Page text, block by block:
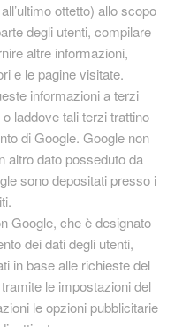
ottetto) allo scopo
degli utenti, compilare
altre informazioni,
e le pagine visitate.
informazioni a terzi
laddove tali terzi trattino
di Google. Google non
altro dato posseduto da
sono depositati presso i
Google, che è designato
dei dati degli utenti,
in base alle richieste del
le impostazioni del
le opzioni pubblicitarie